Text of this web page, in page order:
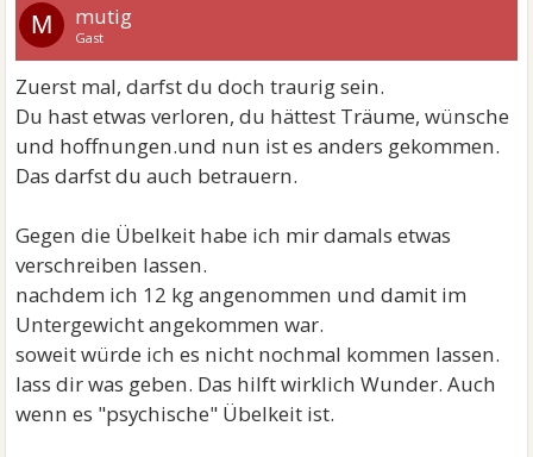
M mutig
Gast
Zuerst mal, darfst du doch traurig sein.
Du hast etwas verloren, du hättest Träume, wünsche
und hoffnungen.und nun ist es anders gekommen.
Das darfst du auch betrauern.
Gegen die Übelkeit habe ich mir damals etwas
verschreiben lassen.
nachdem ich 12 kg angenommen und damit im
Untergewicht angekommen war.
soweit würde ich es nicht nochmal kommen lassen.
lass dir was geben. Das hilft wirklich Wunder. Auch
wenn es "psychische" Übelkeit ist.